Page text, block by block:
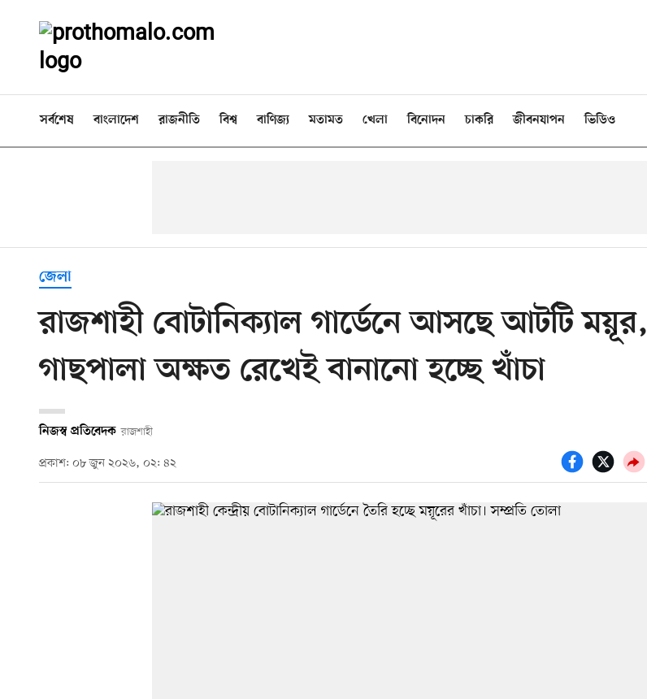
সর্বশেষ বাংলাদেশ রাজনীতি বিশ্ব বাণিজ্য মতামত খেলা বিনোদন চাকরি জীবনযাপন ভিডিও
জেলা
রাজশাহী বোটানিক্যাল গার্ডেনে আসছে আটটি ময়ূর,
গাছপালা অক্ষত রেখেই বানানো হচ্ছে খাঁচা
নিজস্ব প্রতিবেদক রাজশাহী
প্রকাশ: ০৮ জুন ২০২৬, ০২: ৪২